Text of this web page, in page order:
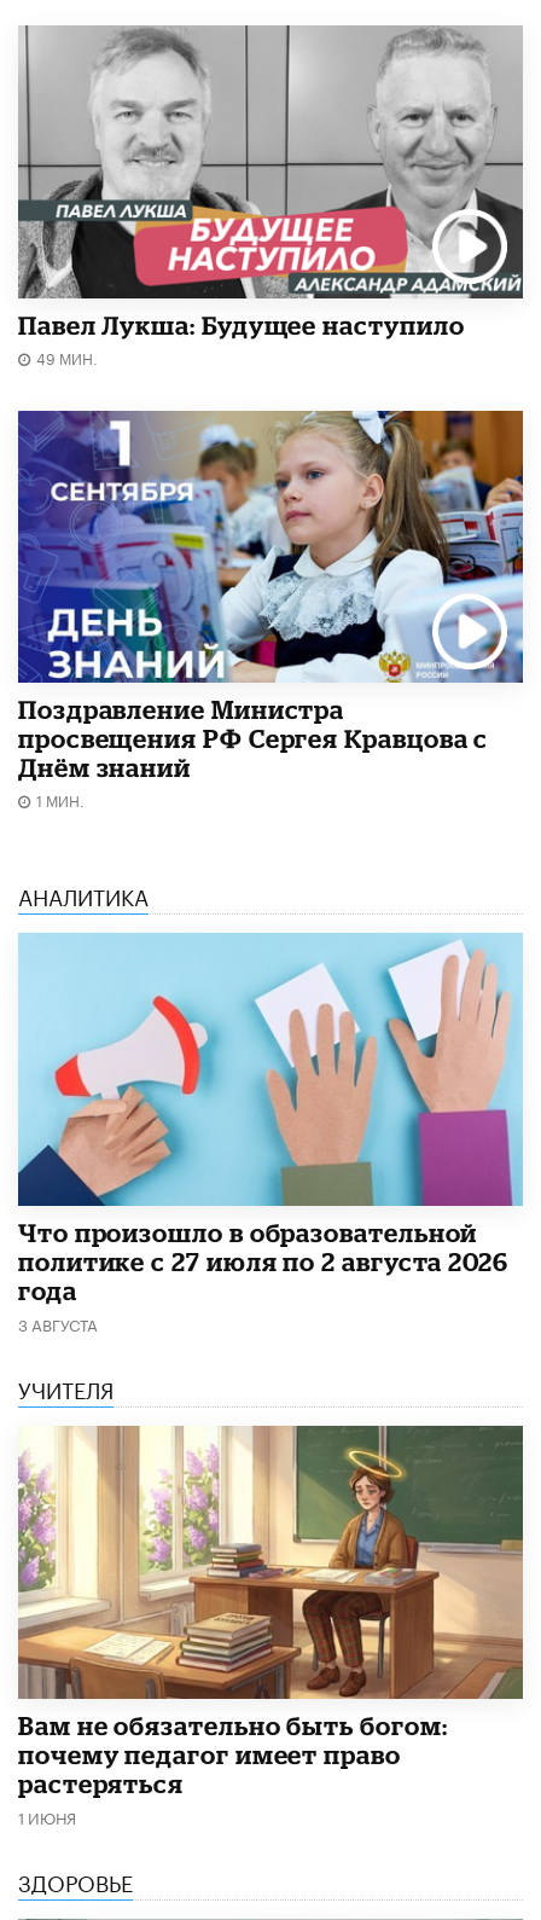
Павел Лукша: Будущее наступило
49 МИН.
Поздравление Министра
просвещения РФ Сергея Кравцова с
Днём знаний
1 МИН.
АНАЛИТИКА
​Что произошло в образовательной
политике с 27 июля по 2 августа 2026
года
3 АВГУСТА
УЧИТЕЛЯ
​Вам не обязательно быть богом:
почему педагог имеет право
растеряться
1 ИЮНЯ
ЗДОРОВЬЕ